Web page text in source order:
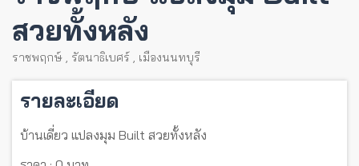
สวยทั้งหลัง
ราชพฤกษ์ , รัตนาธิเบศร์ , เมืองนนทบุรี
รายละเอียด
บ้านเดี่ยว แปลงมุม Built สวยทั้งหลัง